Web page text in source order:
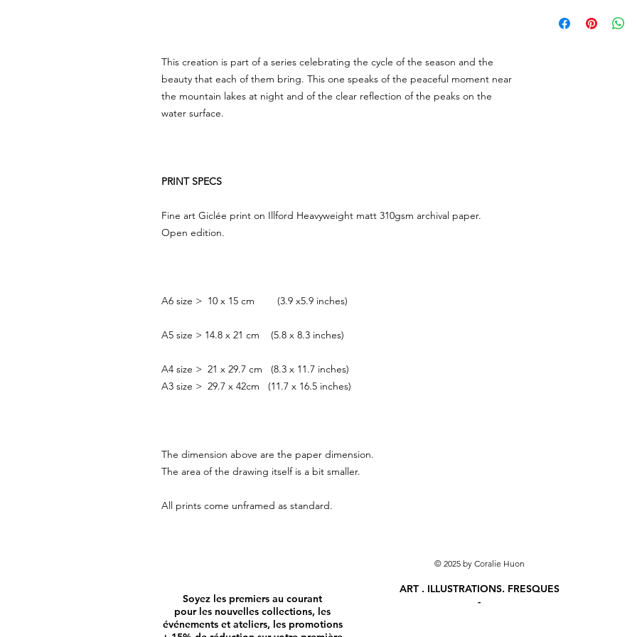
This creation is part of a series celebrating the cycle of the season and the
beauty that each of them bring. This one speaks of the peaceful moment near
the mountain lakes at night and of the clear reflection of the peaks on the
water surface.
PRINT SPECS
Fine art Giclée print on Illford Heavyweight matt 310gsm archival paper.
Open edition.
A6 size > 10 x 15 cm (3.9 x5.9 inches)
A5 size > 14.8 x 21 cm (5.8 x 8.3 inches)
A4 size > 21 x 29.7 cm (8.3 x 11.7 inches)
A3 size > 29.7 x 42cm (11.7 x 16.5 inches)
The dimension above are the paper dimension.
The area of the drawing itself is a bit smaller.
All prints come unframed as standard.
décolorent pas)
sans numéro de
© 2025 by Coralie Huon
ART . ILLUSTRATIONS. FRESQUES
-
Soyez les premiers au courant
pour les nouvelles collections, les
événements et ateliers, les promotions